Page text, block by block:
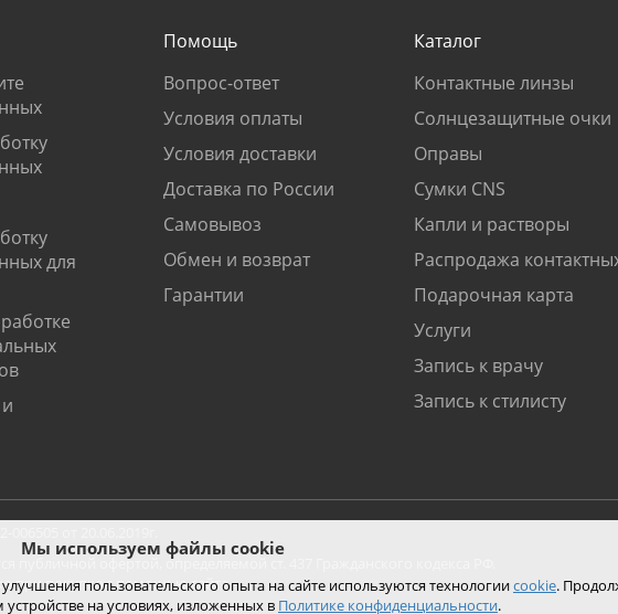
для
Помощь
Вопрос-ответ
Условия оплаты
Условия доставки
Доставка по России
Самовывоз
Обмен и возврат
Гарантии
Каталог
Контактные линзы
Солнцезащитные очки
Оправы
Сумки CNS
Капли и растворы
Распродажа
Подарочная карта
Услуги
Запись к врачу
Запись к стилисту
публичной офертой, определяемой ст. 437 Гражданского кодекса РФ.
при покупке с помощью сайта.
Мы используем файлы cookie
пользовательского опыта на сайте используются технологииcookie.
на условиях, изложенных в Политике конфиденциальности.